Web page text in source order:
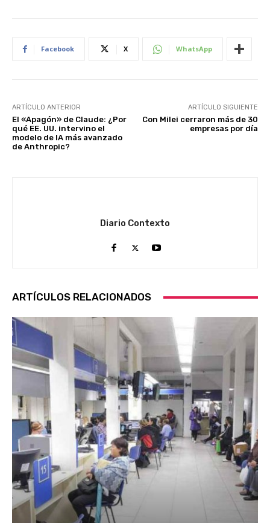
Facebook X WhatsApp
ARTÍCULO ANTERIOR
El «Apagón» de Claude: ¿Por
qué EE. UU. intervino el
modelo de IA más avanzado
de Anthropic?
ARTÍCULO SIGUIENTE
Con Milei cerraron más de 30
empresas por día
Diario Contexto
ARTÍCULOS RELACIONADOS